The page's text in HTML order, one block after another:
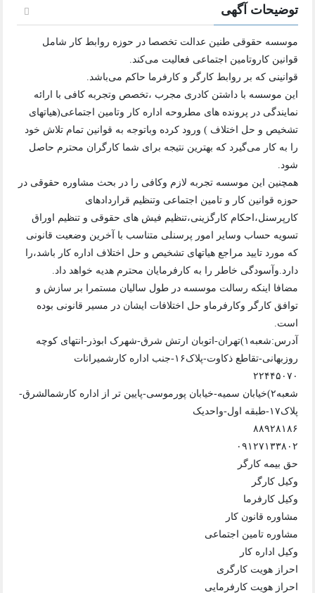
توضیحات آگهی
موسسه حقوقی طنین عدالت تخصصا در حوزه روابط کار شامل
قوانین کاروتامین اجتماعی فعالیت می‌کند.
قوانینی که بر روابط کارگر و کارفرما حاکم می‌باشد.
این موسسه با داشتن کادری مجرب ،تخصص ‌وتجربه کافی با ارائه
نمایندگی در پرونده های مطروحه اداره کار وتامین اجتماعی(هیاتهای
تشخیص و حل اختلاف ) ورود کرده وباتوجه به قوانین تمام تلاش خود
را به کار می‌گیرد که بهترین نتیجه برای شما کارگران محترم حاصل
شود.
همچنین این موسسه تجربه لازم وکافی را در بحث مشاوره حقوقی در
حوزه قوانین کار و تامین اجتماعی وتنظیم قراردادهای
کارپرسنل،احکام کارگزینی،تنظیم فیش های حقوقی و تنظیم اوراق
تسویه حساب ‌وسایر امور پرسنلی متناسب با آخرین وضعیت قانونی
که مورد تایید مراجع هیاتهای تشخیص و حل اختلاف اداره کار باشد،را
دارد.وآسودگی خاطر را به کارفرمایان محترم هدیه خواهد داد.
مضافا اینکه رسالت موسسه در طول سالیان مستمرا بر سازش و
توافق کارگر وکارفرماو حل اختلافات ایشان در مسیر قانونی بوده
است.
آدرس:شعبه۱)تهران-اتوبان ارتش شرق-شهرک ابوذر-انتهای کوچه
روزبهانی-تقاطع ذکاوت-پلاک۱۶-جنب اداره کارشمیرانات
۲۲۴۴۵۰۷۰
شعبه۲)خیابان سمیه-خیابان پورموسی-پایین تر از اداره کارشمالشرق-
پلاک۱۷-طبقه اول-واحدیک
۸۸۹۲۸۱۸۶
۰۹۱۲۷۱۳۳۸۰۲
حق بیمه کارگر
وکیل کارگر
وکیل کارفرما
مشاوره قانون کار
مشاوره تامین اجتماعی
وکیل اداره کار
احراز هویت کارگری
احراز هویت کارفرمایی